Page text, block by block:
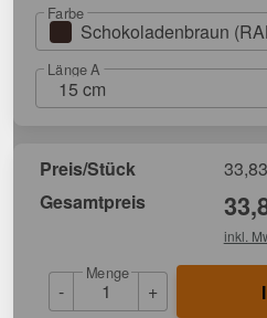
Farbe
Schokoladenbraun
Länge A
15 cm
Preis/Stück 33,83
Gesamtpreis
inkl.
-
Menge
+